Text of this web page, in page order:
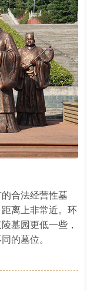
合法经营性墓
离上非常近。环
墓园更低一些，
的墓位。